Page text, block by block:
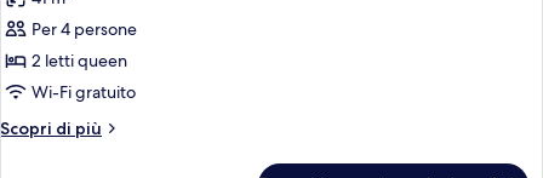
Mphy
1Kg
2Qn
Mphy
per
Ocean
View
-
Per 4 persone
2 letti queen
Wi-Fi gratuito
Scopri di più
Altri